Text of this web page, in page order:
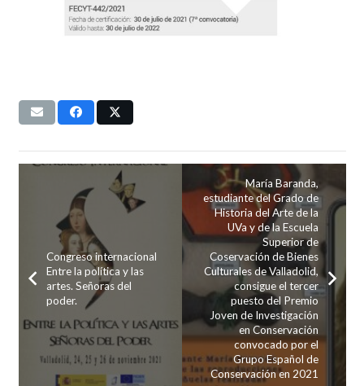
Congreso internacional
Entre la política y las
artes. Señoras del
poder.
María Baranda,
estudiante del Grado de
Historia del Arte de la
UVa y de la Escuela
Superior de
Coservación de Bienes
Culturales de Valladolid,
consigue el tercer
puesto del Premio
Joven de Investigación
en Conservación
convocado por el
Grupo Español de
Conservación en 2021